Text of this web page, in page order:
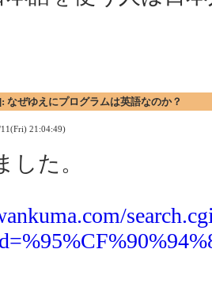
なぜゆえにプログラムは英語なのか？
21:04:49)
した。